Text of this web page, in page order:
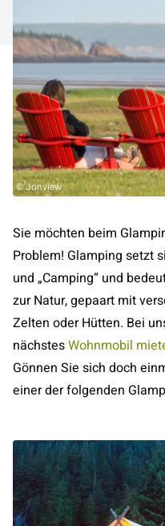
© Jonview
Sie möchten beim
Problem! Glamping setzt
und „Camping“ und
zur Natur, gepaart mit
Zelten oder Hütten. Bei
nächstesWohnmobil
Gönnen Sie sich doch
einer der folgenden